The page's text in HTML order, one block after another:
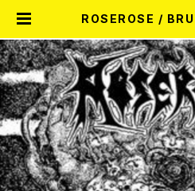
ROSEROSE /